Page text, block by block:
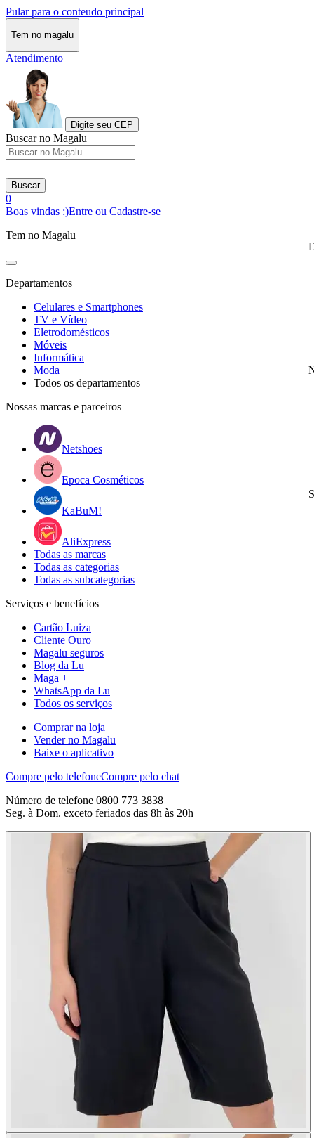
Pular para o conteudo principal
Tem no magalu
Atendimento
Digite seu CEP
Buscar no Magalu
Buscar
0
Boas vindas :)Entre ou Cadastre-se
Tem no Magalu
Departamentos
Celulares e Smartphones
TV e Vídeo
Eletrodomésticos
Móveis
Informática
Moda
Todos os departamentos
Nossas marcas e parceiros
Netshoes
Epoca Cosméticos
KaBuM!
AliExpress
Todas as marcas
Todas as categorias
Todas as subcategorias
Serviços e benefícios
Cartão Luiza
Cliente Ouro
Magalu seguros
Blog da Lu
Maga +
WhatsApp da Lu
Todos os serviços
Comprar na loja
Vender no Magalu
Baixe o aplicativo
Compre pelo telefoneCompre pelo chat
Número de telefone 0800 773 3838
Seg. à Dom. exceto feriados das 8h às 20h